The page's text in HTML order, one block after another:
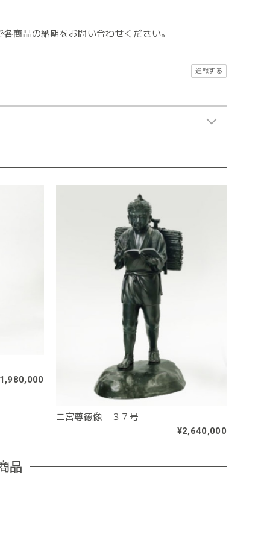
商品の納期をお問い合わせください。
通報する
二宮尊徳像 ３７号
¥2,640,000
品